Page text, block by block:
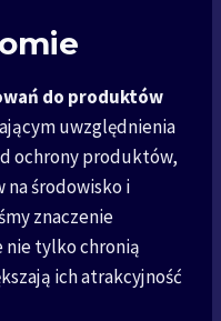
do produktów
uwzględnienia
ochrony produktów,
na środowisko i
znaczenie
nie tylko chronią
ich atrakcyjność